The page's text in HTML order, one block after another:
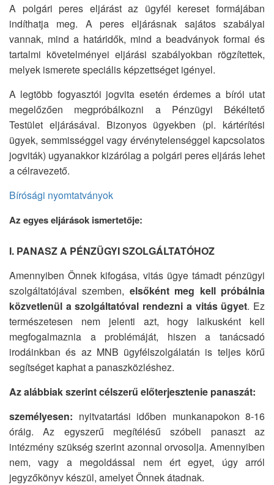
A polgári peres eljárást az ügyfél kereset formájában
indíthatja meg. A peres eljárásnak sajátos szabályai
vannak, mind a határidők, mind a beadványok formai és
tartalmi követelményei eljárási szabályokban rögzítettek,
melyek ismerete speciális képzettséget igényel.
A legtöbb fogyasztói jogvita esetén érdemes a bírói utat
megelőzően megpróbálkozni a Pénzügyi Békéltető
Testület eljárásával. Bizonyos ügyekben (pl. kártérítési
ügyek, semmisséggel vagy érvénytelenséggel kapcsolatos
jogviták) ugyanakkor kizárólag a polgári peres eljárás lehet
a célravezető.
Bírósági nyomtatványok
Az egyes eljárások ismertetője:
I. PANASZ A PÉNZÜGYI SZOLGÁLTATÓHOZ
Amennyiben Önnek kifogása, vitás ügye támadt pénzügyi
szolgáltatójával szemben, elsőként meg kell próbálnia
közvetlenül a szolgáltatóval rendezni a vitás ügyet. Ez
természetesen nem jelenti azt, hogy laikusként kell
megfogalmaznia a problémáját, hiszen a tanácsadó
irodáinkban és az MNB ügyfélszolgálatán is teljes körű
segítséget kaphat a panaszközléshez.
Az alábbiak szerint célszerű előterjesztenie panaszát:
személyesen: nyitvatartási időben munkanapokon 8-16
óráig. Az egyszerű megítélésű szóbeli panaszt az
intézmény szükség szerint azonnal orvosolja. Amennyiben
nem, vagy a megoldással nem ért egyet, úgy arról
jegyzőkönyv készül, amelyet Önnek átadnak.